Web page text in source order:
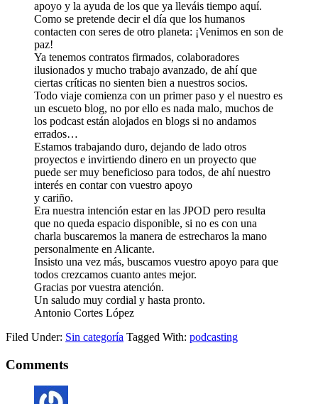
apoyo y la ayuda de los que ya lleváis tiempo aquí.
Como se pretende decir el día que los humanos
contacten con seres de otro planeta: ¡Venimos en son de
paz!
Ya tenemos contratos firmados, colaboradores
ilusionados y mucho trabajo avanzado, de ahí que
ciertas críticas no sienten bien a nuestros socios.
Todo viaje comienza con un primer paso y el nuestro es
un escueto blog, no por ello es nada malo, muchos de
los podcast están alojados en blogs si no andamos
errados…
Estamos trabajando duro, dejando de lado otros
proyectos e invirtiendo dinero en un proyecto que
puede ser muy beneficioso para todos, de ahí nuestro
interés en contar con vuestro apoyo
y cariño.
Era nuestra intención estar en las JPOD pero resulta
que no queda espacio disponible, si no es con una
charla buscaremos la manera de estrecharos la mano
personalmente en Alicante.
Insisto una vez más, buscamos vuestro apoyo para que
todos crezcamos cuanto antes mejor.
Gracias por vuestra atención.
Un saludo muy cordial y hasta pronto.
Antonio Cortes López
Filed Under: Sin categoría Tagged With: podcasting
Comments